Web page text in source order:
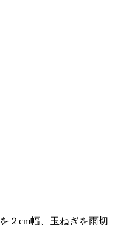
２cm幅、玉ねぎを雨切